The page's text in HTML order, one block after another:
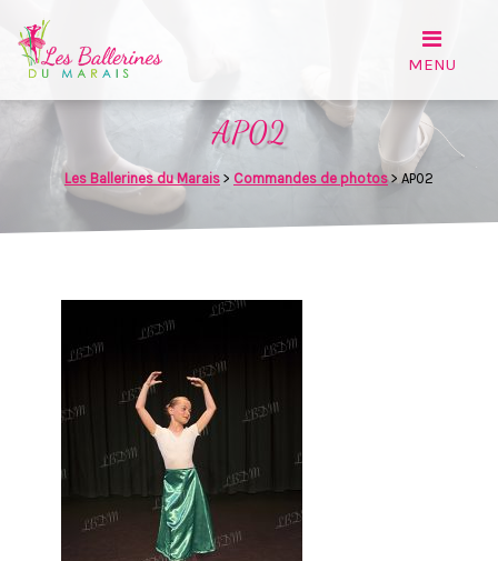
AP02
Les Ballerines du Marais > Commandes de photos> AP02